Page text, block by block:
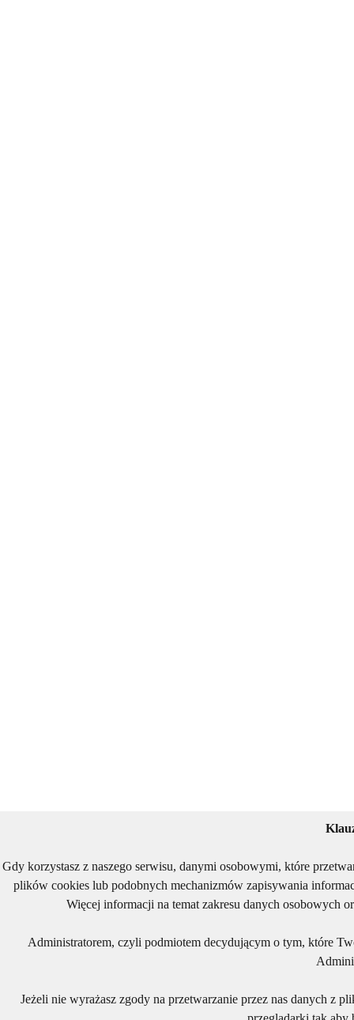
Gdy korzystasz z naszego serwisu, danymi osobowymi, które
plików cookies lub podobnych mechanizmów zapisywania
Więcej informacji na temat zakresu danych osobowych
Administratorem, czyli podmiotem decydującym o tym, które
Jeżeli nie wyrażasz zgody na przetwarzanie przez nas danych z